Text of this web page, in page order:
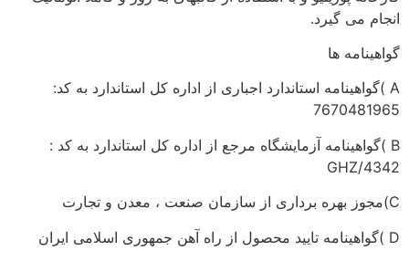
انجام می گیرد.
گواهینامه ها
A )گواهینامه استاندارد اجباری از اداره کل استاندارد به کد:
7670481965
B )گواهینامه آزمایشگاه مرجع از اداره کل استاندارد به کد :
GHZ/4342
C)مجوز بهره برداری از سازمان صنعت ، معدن و تجارت
D )گواهینامه تایید محصول از راه آهن جمهوری اسلامی ایران